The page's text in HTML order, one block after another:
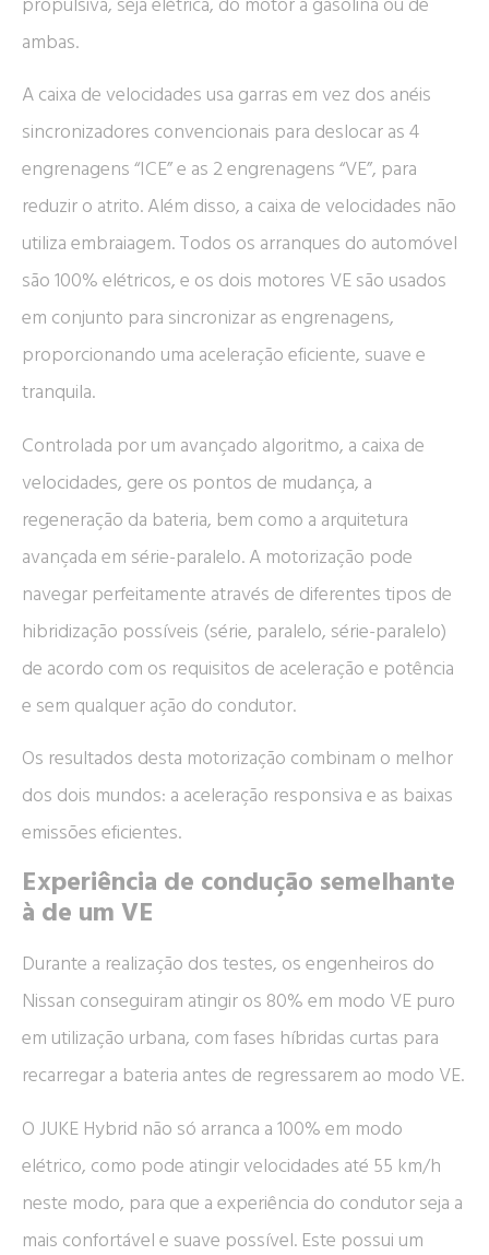
ambas.
A caixa de velocidades usa garras em vez dos anéis
sincronizadores convencionais para deslocar as 4
engrenagens “ICE” e as 2 engrenagens “VE”, para
reduzir o atrito. Além disso, a caixa de velocidades não
utiliza embraiagem. Todos os arranques do automóvel
são 100% elétricos, e os dois motores VE são usados
em conjunto para sincronizar as engrenagens,
proporcionando uma aceleração eficiente, suave e
tranquila.
Controlada por um avançado algoritmo, a caixa de
velocidades, gere os pontos de mudança, a
regeneração da bateria, bem como a arquitetura
avançada em série-paralelo. A motorização pode
navegar perfeitamente através de diferentes tipos de
hibridização possíveis (série, paralelo, série-paralelo)
de acordo com os requisitos de aceleração e potência
e sem qualquer ação do condutor.
Os resultados desta motorização combinam o melhor
dos dois mundos: a aceleração responsiva e as baixas
emissões eficientes.
Experiência de condução semelhante
à de um VE
Durante a realização dos testes, os engenheiros do
Nissan conseguiram atingir os 80% em modo VE puro
em utilização urbana, com fases híbridas curtas para
recarregar a bateria antes de regressarem ao modo VE.
O JUKE Hybrid não só arranca a 100% em modo
elétrico, como pode atingir velocidades até 55 km/h
neste modo, para que a experiência do condutor seja a
mais confortável e suave possível. Este possui um